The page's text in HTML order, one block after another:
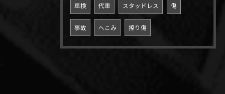
車検 代車 スタッドレス 傷
事故 へこみ 擦り傷